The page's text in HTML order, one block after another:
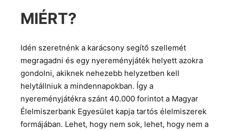
MIÉRT?
Idén szeretnénk a karácsony segítő szellemét
megragadni és egy nyereményjáték helyett azokra
gondolni, akiknek nehezebb helyzetben kell
helytállniuk a mindennapokban. Így a
nyereményjátékra szánt 40.000 forintot a Magyar
Élelmiszerbank Egyesület kapja tartós élelmiszerek
formájában. Lehet, hogy nem sok, lehet, hogy nem a